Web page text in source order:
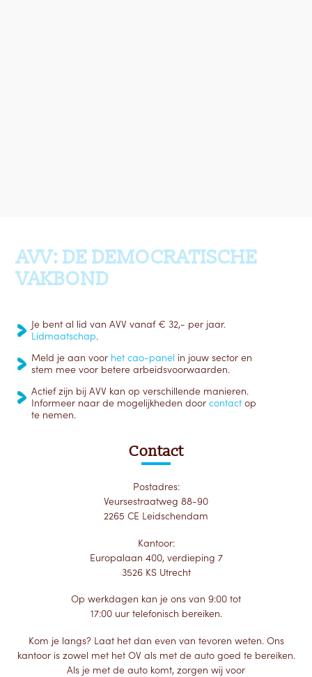
AVV: DE DEMOCRATISCHE
VAKBOND
Je bent al lid van AVV vanaf € 32,- per jaar.
Lidmaatschap.
Meld je aan voor het cao-panel in jouw sector en
stem mee voor betere arbeidsvoorwaarden.
Actief zijn bij AVV kan op verschillende manieren.
Informeer naar de mogelijkheden door contact op
te nemen.
Contact
Postadres:
Veursestraatweg 88-90
2265 CE Leidschendam
Kantoor:
Europalaan 400, verdieping 7
3526 KS Utrecht
Op werkdagen kan je ons van 9:00 tot
17:00 uur telefonisch bereiken.
Kom je langs? Laat het dan even van tevoren weten. Ons
kantoor is zowel met het OV als met de auto goed te bereiken.
Als je met de auto komt, zorgen wij voor